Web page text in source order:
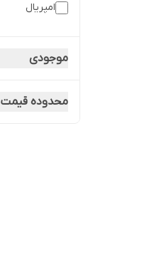
امپریال
موجودی
محدوده قیمت